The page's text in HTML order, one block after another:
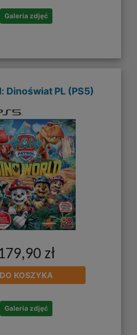
Galeria zdjęć
Dinoświat PL (PS5)
zł
DO KOSZYKA
Galeria zdjęć